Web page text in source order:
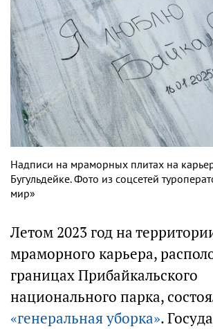
Надписи на мраморных плитах на
Бугульдейке. Фото из соцсетей
мир»
Летом 2023 год на
мраморного карьера,
границах Прибайкальского
национального парка,
«генеральная уборка».